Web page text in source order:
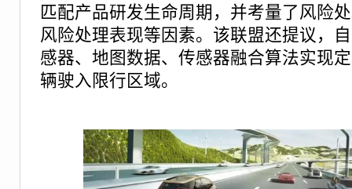
匹配产品研发生命周期，并考量了风险
风险处理表现等因素。该联盟还提议，
感器、地图数据、传感器融合算法实现
辆驶入限行区域。